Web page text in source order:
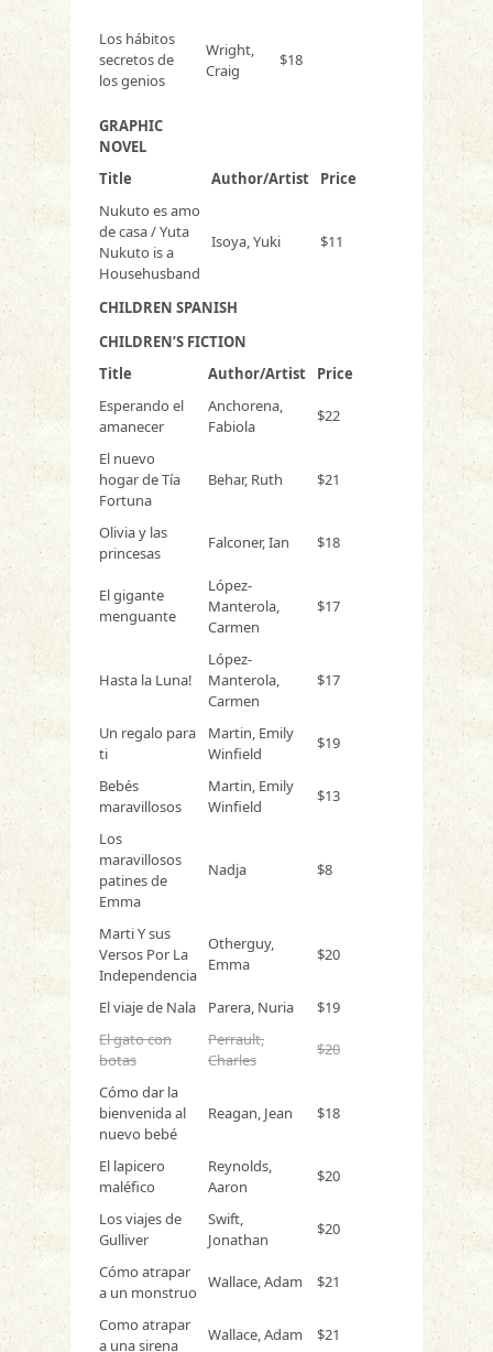
Los hábitos
secretos de
los genios
Wright,
Craig
$18
GRAPHIC
NOVEL
Title
Author/Artist
Price
Nukuto es amo
de casa / Yuta
Nukuto is a
Househusband
Isoya, Yuki $11
CHILDREN SPANISH
CHILDREN’S FICTION
Title
Author/Artist
Price
Esperando el
amanecer
Anchorena,
Fabiola
$22
El nuevo
hogar de Tía
Fortuna
Behar, Ruth $21
Olivia y las
princesas
Falconer, Ian $18
El gigante
menguante
López-
Manterola,
Carmen
$17
Hasta la Luna!
López-
Manterola,
Carmen
$17
Un regalo para
ti
Martin, Emily
Winfield
$19
Bebés
maravillosos
Martin, Emily
Winfield
$13
Los
maravillosos
patines de
Emma
Nadja $8
Marti Y sus
Versos Por La
Independencia
Otherguy,
Emma
$20
El viaje de Nala Parera, Nuria
$19
El gato con
botas
Perrault,
Charles
$20
Cómo dar la
bienvenida al
nuevo bebé
Reagan, Jean $18
El lapicero
maléfico
Reynolds,
Aaron
$20
Los viajes de
Gulliver
Swift,
Jonathan
$20
Cómo atrapar
a un monstruo
Wallace, Adam $21
Como atrapar
a una sirena
Wallace, Adam $21